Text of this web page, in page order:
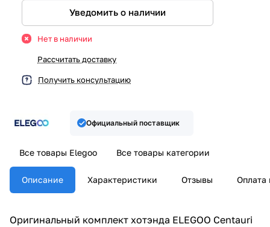
Уведомить о наличии
Нет в наличии
Рассчитать доставку
Получить консультацию
Официальный поставщик
Все товары Elegoo Все товары категории
Описание Характеристики Отзывы Оплата
Оригинальный комплект хотэнда ELEGOO Centauri